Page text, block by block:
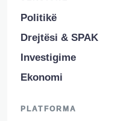
Politikë
Drejtësi & SPAK
Investigime
Ekonomi
PLATFORMA